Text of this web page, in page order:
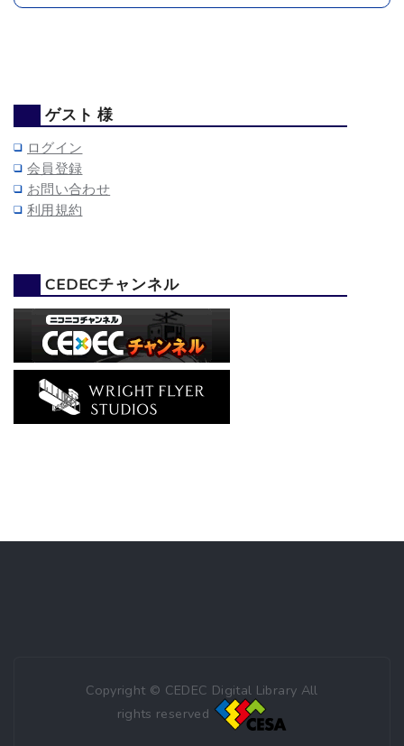
ゲスト 様
ログイン
会員登録
お問い合わせ
利用規約
CEDECチャンネル
Copyright © CEDEC Digital Library All
rights reserved